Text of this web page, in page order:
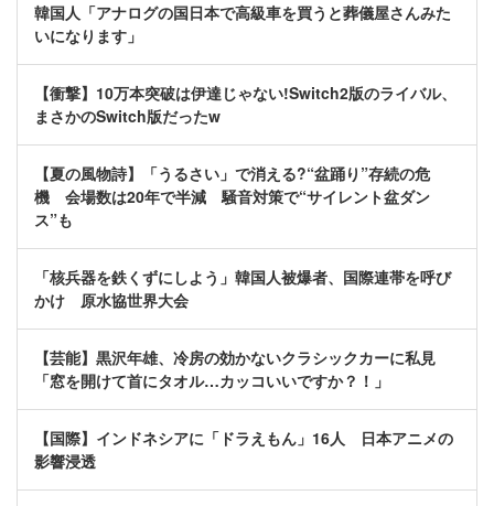
韓国人「アナログの国日本で高級車を買うと葬儀屋さんみた
いになります」
【衝撃】10万本突破は伊達じゃない!Switch2版のライバル、
まさかのSwitch版だったw
【夏の風物詩】「うるさい」で消える?“盆踊り”存続の危
機 会場数は20年で半減 騒音対策で“サイレント盆ダン
ス”も
「核兵器を鉄くずにしよう」韓国人被爆者、国際連帯を呼び
かけ 原水協世界大会
【芸能】黒沢年雄、冷房の効かないクラシックカーに私見
「窓を開けて首にタオル…カッコいいですか？！」
【国際】インドネシアに「ドラえもん」16人 日本アニメの
影響浸透